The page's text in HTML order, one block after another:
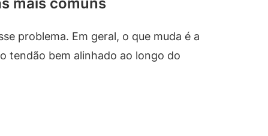
problema. Em geral, o que muda é a
tendão bem alinhado ao longo do